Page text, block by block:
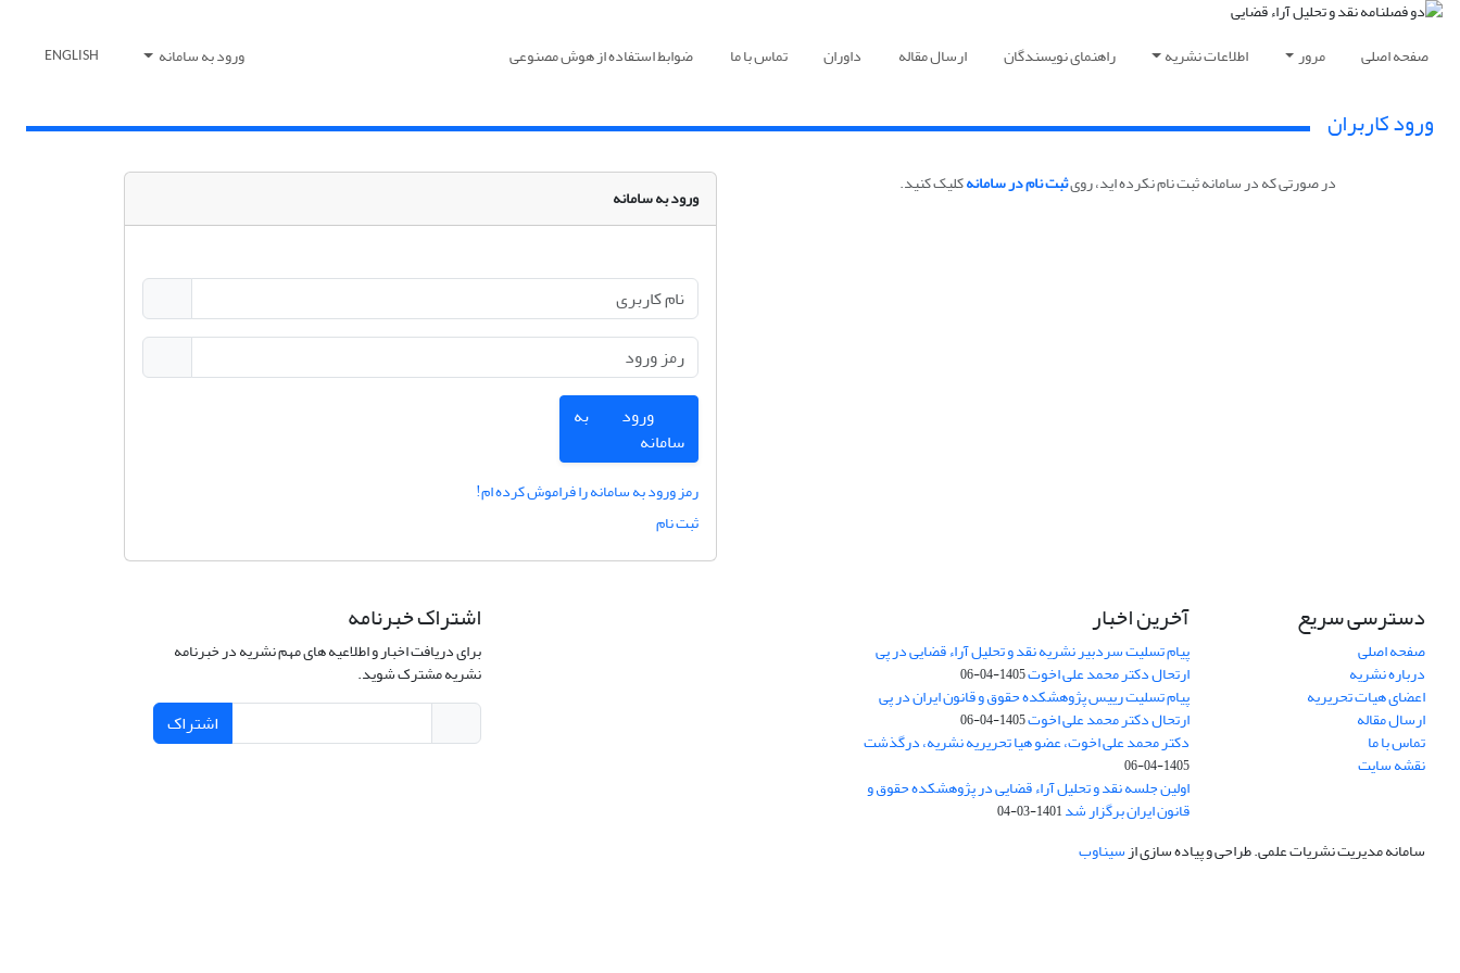
صفحه اصلی مرور اطلاعات نشریه راهنمای نویسندگان ارسال مقاله داوران تماس با ما ضوابط استفاده از هوش مصنوعی ورود به سامانه ENGLISH
ورود کاربران
در صورتی که در سامانه ثبت نام نکرده اید، رویثبت نام در سامانهکلیک کنید.
ورود به سامانه
ورود به
سامانه
رمز ورود به سامانه را فراموش کرده ام!
ثبت نام
دسترسی سریع
صفحه اصلی
درباره نشریه
اعضای هیات تحریریه
ارسال مقاله
تماس با ما
نقشه سایت
آخرین اخبار
پیام تسلیت سردبیر نشریه نقد و تحلیل آراء قضایی در پی
ارتحال دکتر محمد علی اخوت1405-04-06
پیام تسلیت رییس پژوهشکده حقوق و قانون ایران در پی
ارتحال دکتر محمد علی اخوت1405-04-06
دکتر محمد علی اخوت، عضو هیا تحریریه نشریه، درگذشت
1405-04-06
اولین جلسه نقد و تحلیل آراء قضایی در پژوهشکده حقوق و
قانون ایران برگزار شد1401-03-04
اشتراک خبرنامه
برای دریافت اخبار و اطلاعیه های مهم نشریه در خبرنامه
نشریه مشترک شوید.
اشتراک
سامانه مدیریت نشریات علمی.طراحی و پیاده سازی ازسیناوب